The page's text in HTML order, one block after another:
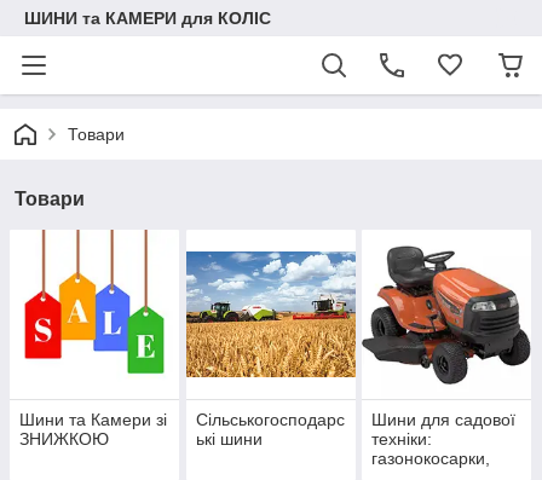
ШИНИ та КАМЕРИ для КОЛІС
Товари
Товари
Шини та Камери зі
ЗНИЖКОЮ
Сільськогосподарс
ькі шини
Шини для садової
техніки:
газонокосарки,